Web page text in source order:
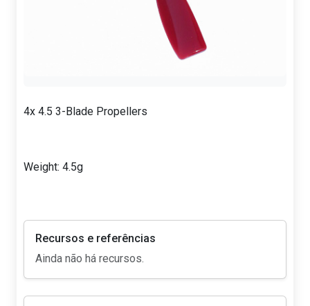
4x 4.5 3-Blade Propellers
Weight: 4.5g
Recursos e referências
Ainda não há recursos.